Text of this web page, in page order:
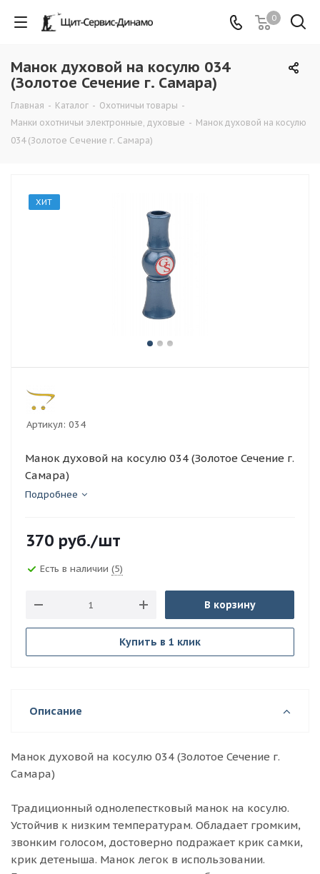
0
Манок духовой на косулю 034
(Золотое Сечение г. Самара)
Главная - Каталог - Охотничьи товары -
Манки охотничьи электронные, духовые - Манок духовой на косулю
034 (Золотое Сечение г. Самара)
ХИТ
Артикул: 034
Манок духовой на косулю 034 (Золотое Сечение г.
Самара)
Подробнее
370 руб./шт
Есть в наличии (5)
В корзину
Купить в 1 клик
Описание
Манок духовой на косулю 034 (Золотое Сечение г.
Самара)
Традиционный однолепестковый манок на косулю.
Устойчив к низким температурам. Обладает громким,
звонким голосом, достоверно подражает крик самки,
крик детеныша. Манок легок в использовании.